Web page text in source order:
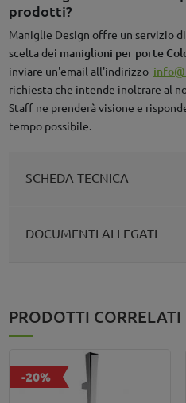
prodotti?
Maniglie Design offre un servizio
scelta dei maniglioni per porte
inviare un'email all'indirizzo
richiesta che intende inoltrare al
Staff ne prenderà visione e
tempo possibile.
SCHEDA TECNICA
DOCUMENTI ALLEGATI
PRODOTTI CORRELATI
-20%